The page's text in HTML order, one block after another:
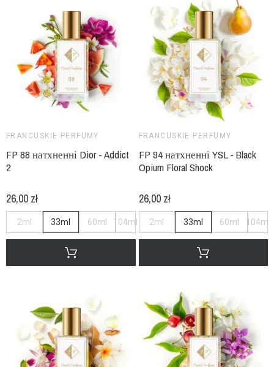
FRANCUSKIE PERFUMY
FP 88 натхненні Dior - Addict
2
26,00 zł
2ml 33ml 60ml 104ml
FRANCUSKIE PERFUMY
FP 94 натхненні YSL - Black
Opium Floral Shock
26,00 zł
2ml 33ml 60ml 104ml